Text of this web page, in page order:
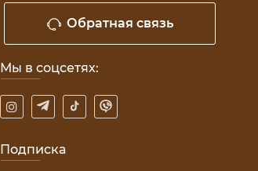
Обратная связь
Подписка
Мы в соцсетях: